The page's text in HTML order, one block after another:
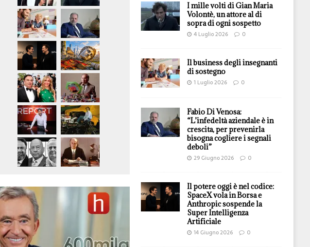
I mille volti di Gian Maria
Volontè, un attore al di
sopra di ogni sospetto
4 Luglio 2026 0
Il business degli insegnanti
di sostegno
1 Luglio 2026 0
Fabio Di Venosa:
“L’infedeltà aziendale è in
crescita, per prevenirla
bisogna cogliere i segnali
deboli”
29 Giugno 2026 0
Il potere oggi è nel codice:
SpaceX vola in Borsa e
Anthropic sospende la
Super Intelligenza
Artificiale
14 Giugno 2026 0